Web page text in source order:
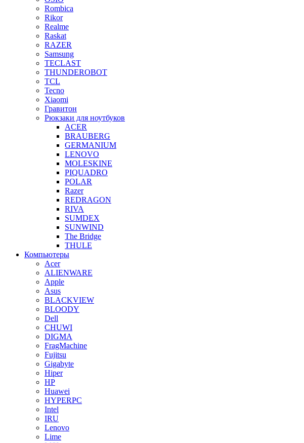
Rombica
Rikor
Realme
Raskat
RAZER
Samsung
TECLAST
THUNDEROBOT
TCL
Tecno
Xiaomi
Гравитон
Рюкзаки для ноутбуков
ACER
BRAUBERG
GERMANIUM
LENOVO
MOLESKINE
PIQUADRO
POLAR
Razer
REDRAGON
RIVA
SUMDEX
SUNWIND
The Bridge
THULE
Компьютеры
Acer
ALIENWARE
Apple
Asus
BLACKVIEW
BLOODY
Dell
CHUWI
DIGMA
FragMachine
Fujitsu
Gigabyte
Hiper
HP
Huawei
HYPERPC
Intel
IRU
Lenovo
Lime